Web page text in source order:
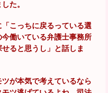
た。
こっちに戻るっている選
働いている弁護士事務所
ると思うし」と話しま
が本気で考えているなら